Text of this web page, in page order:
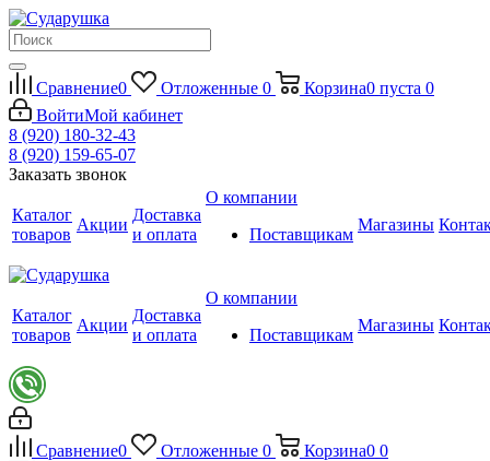
Сравнение0 Отложенные 0 Корзина0 пуста 0
ВойтиМой кабинет
8 (920) 180-32-43
8 (920) 159-65-07
Заказать звонок
Каталог
товаров
Акции
Доставка
и оплата
О компании
Поставщикам
Магазины
Каталог
товаров
Акции
Доставка
и оплата
О компании
Поставщикам
Магазины
Сравнение0 Отложенные 0 Корзина0 0